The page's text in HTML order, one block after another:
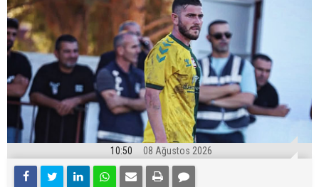
10:50 08 Ağustos 2026